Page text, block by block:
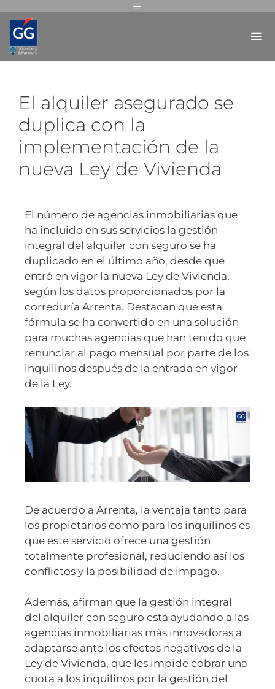
El alquiler asegurado se
duplica con la
implementación de la
nueva Ley de Vivienda
El número de agencias inmobiliarias que
ha incluido en sus servicios la gestión
integral del alquiler con seguro se ha
duplicado en el último año, desde que
entró en vigor la nueva Ley de Vivienda,
según los datos proporcionados por la
correduría Arrenta. Destacan que esta
fórmula se ha convertido en una solución
para muchas agencias que han tenido que
renunciar al pago mensual por parte de los
inquilinos después de la entrada en vigor
de la Ley.
De acuerdo a Arrenta, la ventaja tanto para
los propietarios como para los inquilinos es
que este servicio ofrece una gestión
totalmente profesional, reduciendo así los
conflictos y la posibilidad de impago.
Además, afirman que la gestión integral
del alquiler con seguro está ayudando a las
agencias inmobiliarias más innovadoras a
adaptarse ante los efectos negativos de la
Ley de Vivienda, que les impide cobrar una
cuota a los inquilinos por la gestión del